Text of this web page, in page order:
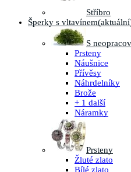
Stříbro
Šperky s vltavínem
S
Prsteny
Náušnice
Přívěsy
Náhrdelníky
Brože
+ 1 další
Náramky
Prsteny
Žluté zlato
Bílé zlato